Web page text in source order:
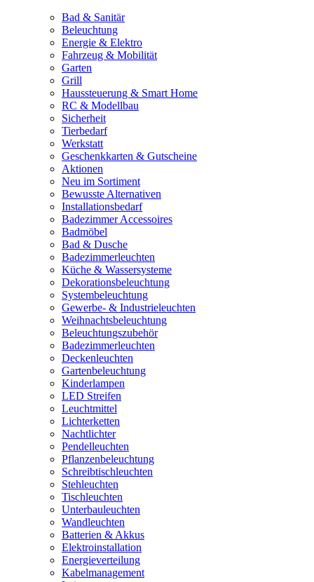
Bad & Sanitär
Beleuchtung
Energie & Elektro
Fahrzeug & Mobilität
Garten
Grill
Haussteuerung & Smart Home
RC & Modellbau
Sicherheit
Tierbedarf
Werkstatt
Geschenkkarten & Gutscheine
Aktionen
Neu im Sortiment
Bewusste Alternativen
Installationsbedarf
Badezimmer Accessoires
Badmöbel
Bad & Dusche
Badezimmerleuchten
Küche & Wassersysteme
Dekorationsbeleuchtung
Systembeleuchtung
Gewerbe- & Industrieleuchten
Weihnachtsbeleuchtung
Beleuchtungszubehör
Badezimmerleuchten
Deckenleuchten
Gartenbeleuchtung
Kinderlampen
LED Streifen
Leuchtmittel
Lichterketten
Nachtlichter
Pendelleuchten
Pflanzenbeleuchtung
Schreibtischleuchten
Stehleuchten
Tischleuchten
Unterbauleuchten
Wandleuchten
Batterien & Akkus
Elektroinstallation
Energieverteilung
Kabelmanagement